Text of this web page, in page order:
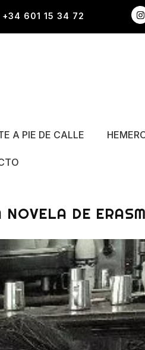
+34 601 15 34 72
A PIE DE CALLE
DE